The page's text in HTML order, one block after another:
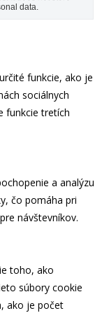
data.
funkcie, ako je
sociálnych
funkcie tretích
a analýzu
čo pomáha pri
návštevníkov.
toho, ako
súbory cookie
ako je počet